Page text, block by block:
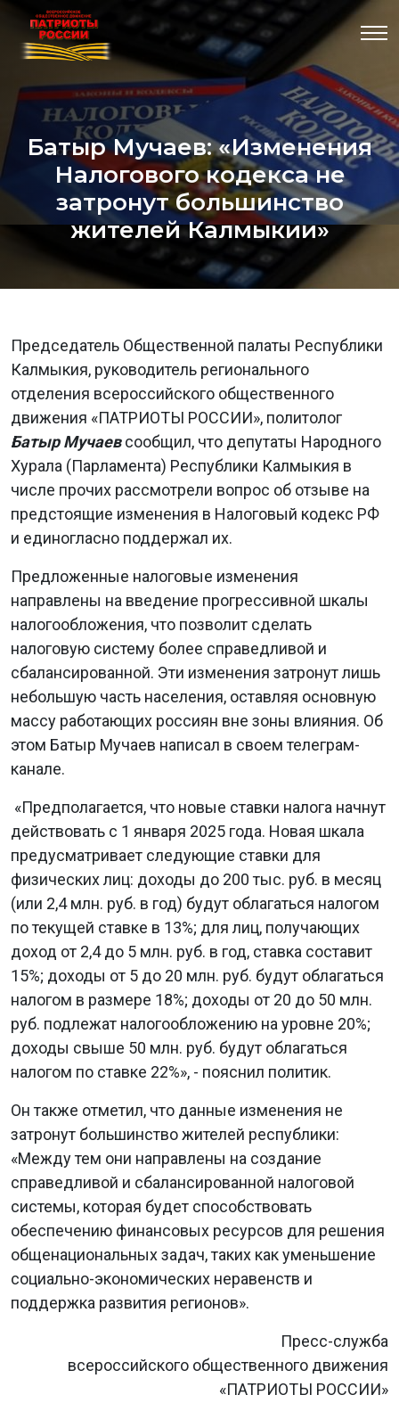
Батыр Мучаев: «Изменения
Налогового кодекса не
затронут большинство
жителей Калмыкии»
Председатель Общественной палаты Республики
Калмыкия, руководитель регионального
отделения всероссийского общественного
движения «ПАТРИОТЫ РОССИИ», политолог
Батыр Мучаевсообщил, что депутаты Народного
Хурала (Парламента) Республики Калмыкия в
числе прочих рассмотрели вопрос об отзыве на
предстоящие изменения в Налоговый кодекс РФ
и единогласно поддержал их.
Предложенные налоговые изменения
направлены на введение прогрессивной шкалы
налогообложения, что позволит сделать
налоговую систему более справедливой и
сбалансированной. Эти изменения затронут лишь
небольшую часть населения, оставляя основную
массу работающих россиян вне зоны влияния. Об
этом Батыр Мучаев написал в своем телеграм-
канале.
«Предполагается, что новые ставки налога начнут
действовать с 1 января 2025 года. Новая шкала
предусматривает следующие ставки для
физических лиц: доходы до 200 тыс. руб. в месяц
(или 2,4 млн. руб. в год) будут облагаться налогом
по текущей ставке в 13%; для лиц, получающих
доход от 2,4 до 5 млн. руб. в год, ставка составит
15%; доходы от 5 до 20 млн. руб. будут облагаться
налогом в размере 18%; доходы от 20 до 50 млн.
руб. подлежат налогообложению на уровне 20%;
доходы свыше 50 млн. руб. будут облагаться
налогом по ставке 22%», - пояснил политик.
Он также отметил, что данные изменения не
затронут большинство жителей республики:
«Между тем они направлены на создание
справедливой и сбалансированной налоговой
системы, которая будет способствовать
обеспечению финансовых ресурсов для решения
общенациональных задач, таких как уменьшение
социально-экономических неравенств и
поддержка развития регионов».
Пресс-служба
всероссийского общественного движения
«ПАТРИОТЫ РОССИИ»